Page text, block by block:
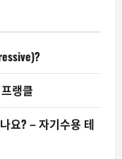
랭클
요? – 자기수용 테